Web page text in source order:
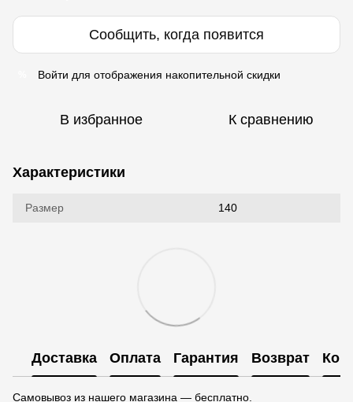
Сообщить, когда появится
Войти для отображения накопительной скидки
В избранное К сравнению
Характеристики
Размер 140
Доставка Оплата Гарантия Возврат
Самовывоз из нашего магазина — бесплатно.